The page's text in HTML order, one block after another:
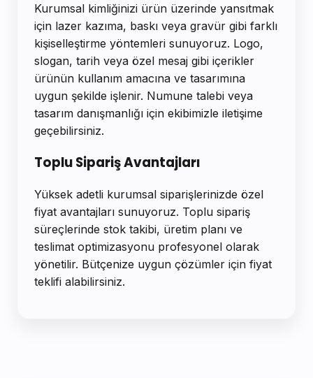
Kurumsal kimliğinizi ürün üzerinde yansıtmak
için lazer kazıma, baskı veya gravür gibi farklı
kişiselleştirme yöntemleri sunuyoruz. Logo,
slogan, tarih veya özel mesaj gibi içerikler
ürünün kullanım amacına ve tasarımına
uygun şekilde işlenir. Numune talebi veya
tasarım danışmanlığı için ekibimizle iletişime
geçebilirsiniz.
Toplu Sipariş Avantajları
Yüksek adetli kurumsal siparişlerinizde özel
fiyat avantajları sunuyoruz. Toplu sipariş
süreçlerinde stok takibi, üretim planı ve
teslimat optimizasyonu profesyonel olarak
yönetilir. Bütçenize uygun çözümler için fiyat
teklifi alabilirsiniz.